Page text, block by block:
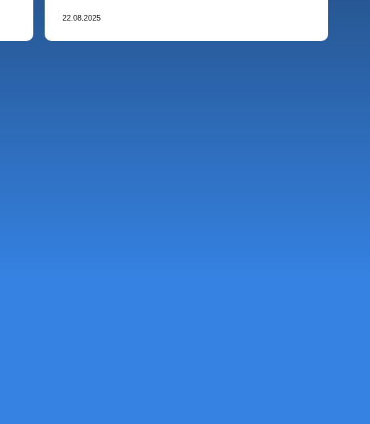
22.08.2025